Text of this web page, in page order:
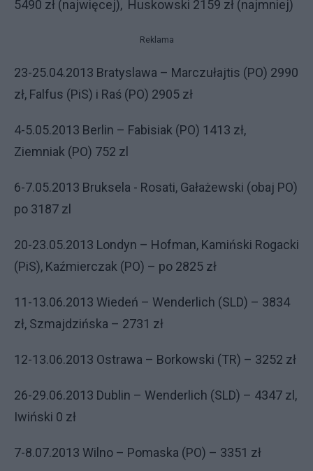
5490 zł (najwięcej), Huskowski 2159 zł (najmniej)
Reklama
23-25.04.2013 Bratyslawa – Marczułajtis (PO) 2990
zł, Falfus (PiS) i Raś (PO) 2905 zł
4-5.05.2013 Berlin – Fabisiak (PO) 1413 zł,
Ziemniak (PO) 752 zl
6-7.05.2013 Bruksela - Rosati, Gałażewski (obaj PO)
po 3187 zl
20-23.05.2013 Londyn – Hofman, Kamiński Rogacki
(PiS), Kaźmierczak (PO) – po 2825 zł
11-13.06.2013 Wiedeń – Wenderlich (SLD) – 3834
zł, Szmajdzińska – 2731 zł
12-13.06.2013 Ostrawa – Borkowski (TR) – 3252 zł
26-29.06.2013 Dublin – Wenderlich (SLD) – 4347 zl,
Iwiński 0 zł
7-8.07.2013 Wilno – Pomaska (PO) – 3351 zł